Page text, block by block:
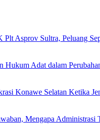
Plt Asprov Sultra, Peluang
Hukum Adat dalam
Konawe Selatan Ketika
Mengapa Administrasi